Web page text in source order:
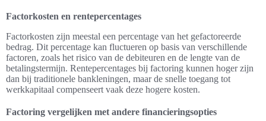
Factorkosten en rentepercentages
Factorkosten zijn meestal een percentage van het gefactoreerde
bedrag. Dit percentage kan fluctueren op basis van verschillende
factoren, zoals het risico van de debiteuren en de lengte van de
betalingstermijn. Rentepercentages bij factoring kunnen hoger zijn
dan bij traditionele bankleningen, maar de snelle toegang tot
werkkapitaal compenseert vaak deze hogere kosten.
Factoring vergelijken met andere financieringsopties